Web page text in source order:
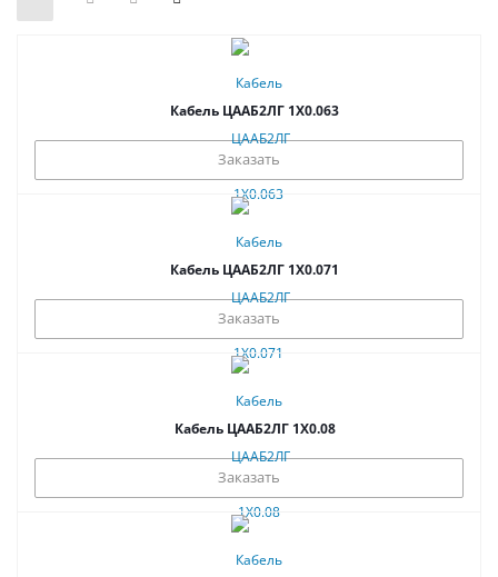
Кабель ЦААБ2ЛГ 1Х0.063
Заказать
Кабель ЦААБ2ЛГ 1Х0.071
Заказать
Кабель ЦААБ2ЛГ 1Х0.08
Заказать